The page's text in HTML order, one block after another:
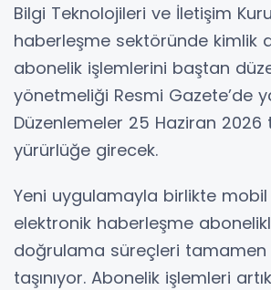
Bilgi Teknolojileri ve İletişim
haberleşme sektöründe kimlik
abonelik işlemlerini baştan
yönetmeliği Resmi Gazete’de
Düzenlemeler 25 Haziran 2026
yürürlüğe girecek.
Yeni uygulamayla birlikte
elektronik haberleşme
doğrulama süreçleri
taşınıyor. Abonelik işlemleri